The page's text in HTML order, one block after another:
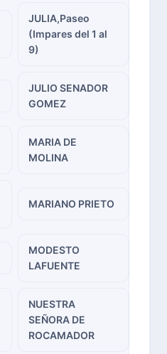
JULIA,Paseo
(Impares del 1 al
9)
JULIO SENADOR
GOMEZ
MARIA DE
MOLINA
MARIANO PRIETO
MODESTO
LAFUENTE
NUESTRA
SEÑORA DE
ROCAMADOR